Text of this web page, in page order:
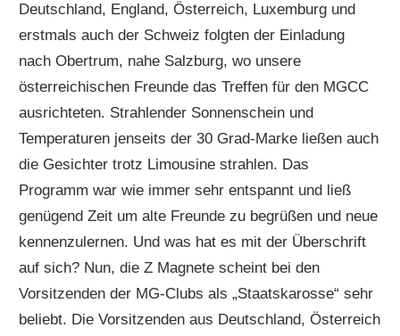
Deutschland, England, Österreich, Luxemburg und
erstmals auch der Schweiz folgten der Einladung
nach Obertrum, nahe Salzburg, wo unsere
österreichischen Freunde das Treffen für den MGCC
ausrichteten. Strahlender Sonnenschein und
Temperaturen jenseits der 30 Grad-Marke ließen auch
die Gesichter trotz Limousine strahlen. Das
Programm war wie immer sehr entspannt und ließ
genügend Zeit um alte Freunde zu begrüßen und neue
kennenzulernen. Und was hat es mit der Überschrift
auf sich? Nun, die Z Magnete scheint bei den
Vorsitzenden der MG-Clubs als „Staatskarosse“ sehr
beliebt. Die Vorsitzenden aus Deutschland, Österreich